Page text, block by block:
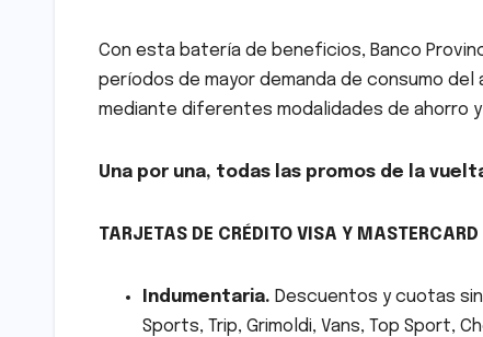
Con esta batería de beneficios, Banco
períodos de mayor demanda de consumo
mediante diferentes modalidades de ahorro
Una por una, todas las promos de la
TARJETAS DE CRÉDITO VISA Y MASTERCARD
Indumentaria. Descuentos y cuotas
Sports, Trip, Grimoldi, Vans, Top Sport,